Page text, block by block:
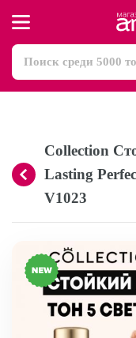
Collection
Lasting
V1023